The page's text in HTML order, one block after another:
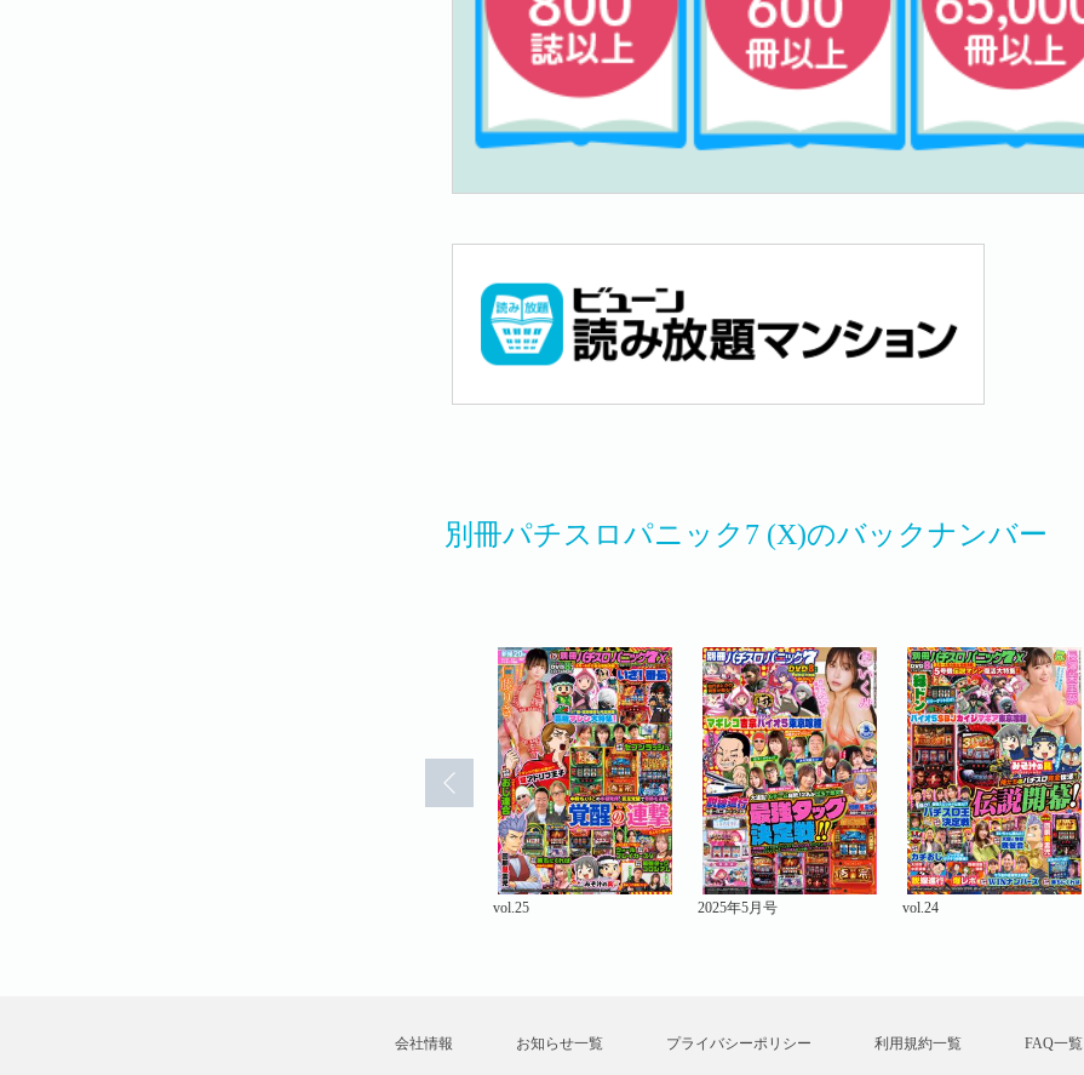
別冊パチスロパニック7 (X)のバックナンバー
vol.25 2025年5月号 vol.24
会社情報 お知らせ一覧 プライバシーポリシー 利用規約一覧 FAQ一覧